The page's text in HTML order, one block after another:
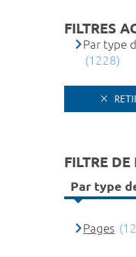
FILTRES
Par type
(1228)
FILTRE DE
Par type
Pages